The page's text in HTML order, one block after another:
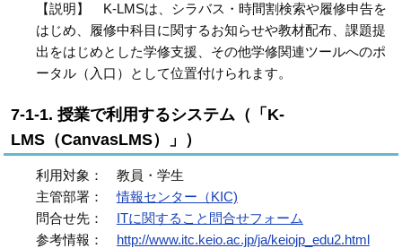
【説明】 K-LMSは、シラバス・時間割検索や履修申告を
はじめ、履修中科目に関するお知らせや教材配布、課題提
出をはじめとした学修支援、その他学修関連ツールへのポ
ータル（入口）として位置付けられます。
7-1-1. 授業で利用するシステム（「K-
LMS（CanvasLMS）」）
利用対象： 教員・学生
主管部署：情報センター（KIC)
問合せ先： ITに関すること問合せフォーム
参考情報： http://www.itc.keio.ac.jp/ja/keiojp_edu2.html